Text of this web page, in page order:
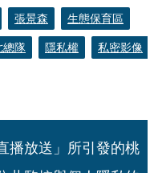
張景森
生態保育區
總隊 隱私權
私密影像
播放送」所引發的桃